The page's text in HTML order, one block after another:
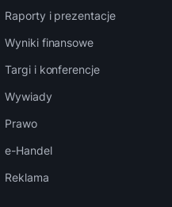
Raporty i prezentacje
Wyniki finansowe
Targi i konferencje
Wywiady
Prawo
e-Handel
Reklama